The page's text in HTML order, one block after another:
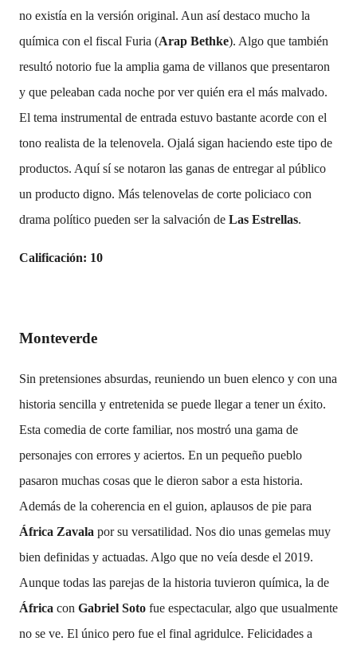
no existía en la versión original. Aun así destaco mucho la
química con el fiscal Furia (Arap Bethke). Algo que también
resultó notorio fue la amplia gama de villanos que presentaron
y que peleaban cada noche por ver quién era el más malvado.
El tema instrumental de entrada estuvo bastante acorde con el
tono realista de la telenovela. Ojalá sigan haciendo este tipo de
productos. Aquí sí se notaron las ganas de entregar al público
un producto digno. Más telenovelas de corte policiaco con
drama político pueden ser la salvación de Las Estrellas.
Calificación: 10
Monteverde
Sin pretensiones absurdas, reuniendo un buen elenco y con una
historia sencilla y entretenida se puede llegar a tener un éxito.
Esta comedia de corte familiar, nos mostró una gama de
personajes con errores y aciertos. En un pequeño pueblo
pasaron muchas cosas que le dieron sabor a esta historia.
Además de la coherencia en el guion, aplausos de pie para
África Zavala por su versatilidad. Nos dio unas gemelas muy
bien definidas y actuadas. Algo que no veía desde el 2019.
Aunque todas las parejas de la historia tuvieron química, la de
África con Gabriel Soto fue espectacular, algo que usualmente
no se ve. El único pero fue el final agridulce. Felicidades a